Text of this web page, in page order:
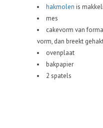
hakmolen is
mes
cakevorm van
vorm, dan breekt
ovenplaat
bakpapier
2 spatels